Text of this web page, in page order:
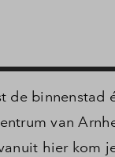
de binnenstad
van
hier kom